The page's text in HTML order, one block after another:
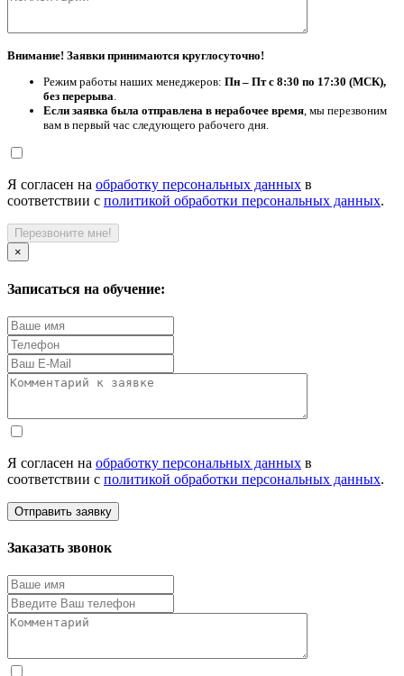
Внимание! Заявки принимаются круглосуточно!
Режим работы наших менеджеров: Пн – Пт с 8:30 по 17:30 (МСК),
без перерыва.
Если заявка была отправлена в нерабочее время, мы перезвоним
вам в первый час следующего рабочего дня.
Я согласен на обработку персональных данных в
соответствии с политикой обработки персональных данных.
Перезвоните мне!
×
Записаться на обучение:
Я согласен на обработку персональных данных в
соответствии с политикой обработки персональных данных.
Отправить заявку
Заказать звонок